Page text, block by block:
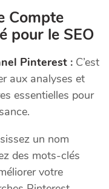
Compte
pour le SEO
Pinterest : C’est
aux analyses et
essentielles pour
un nom
des mots-clés
votre